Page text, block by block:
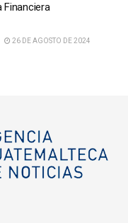
Financiera
26 DE AGOSTO DE 2024